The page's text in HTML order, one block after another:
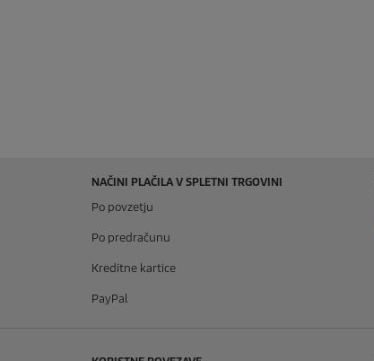
NAČINI PLAČILA V SPLETNI TRGOVINI
Po povzetju
Po predračunu
Kreditne kartice
PayPal